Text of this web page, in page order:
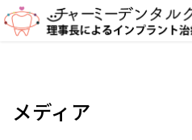
ン
ビ
メディア